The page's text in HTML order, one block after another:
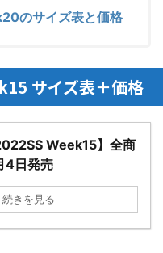
のサイズ表と価格
サイズ表＋価格
Week15】全商
4日発売
続きを見る